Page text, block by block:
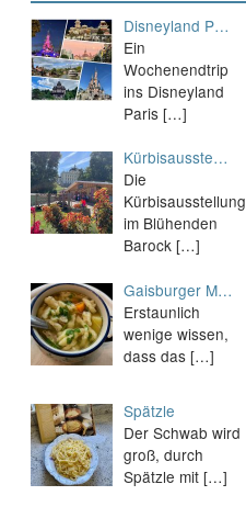
Disneyland P…
Ein
Wochenendtrip
ins Disneyland
Paris[…]
Kürbisausste…
Die
Kürbisausstellung
im Blühenden
Barock[…]
Gaisburger M…
Erstaunlich
wenige wissen,
dass das[…]
Spätzle
Der Schwab wird
groß, durch
Spätzle mit[…]